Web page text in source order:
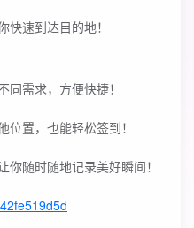
快速到达目的地！
同需求，方便快捷！
位置，也能轻松签到！
你随时随地记录美好瞬间！